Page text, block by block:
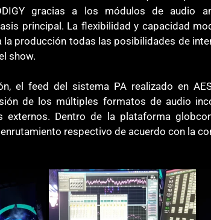
gracias a los módulos de audio
principal. La flexibilidad y capacidad
la producción todas las posibilidades de
show.
el feed del sistema PA realizado en
de los múltiples formatos de audio
externos. Dentro de la plataforma
respectivo de acuerdo con la